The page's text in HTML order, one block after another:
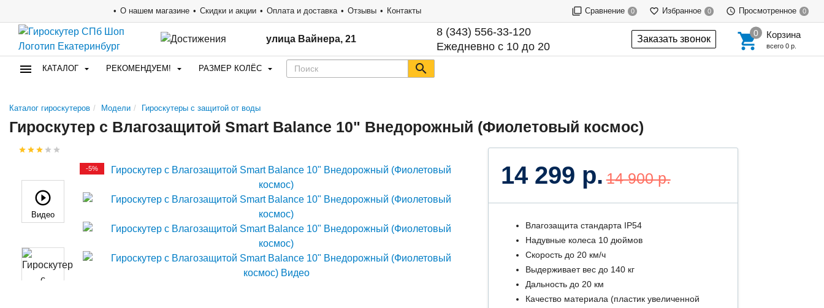
О нашем магазине Скидки и акции Оплата и доставка Отзывы Контакты Сравнение 0 Избранное 0 Просмотренное 0
улица Вайнера, 21
8 (343) 556-33-120
Ежедневно с 10 до 20
Заказать звонок Корзина
всего 0 р.
КАТАЛОГ РЕКОМЕНДУЕМ! РАЗМЕР КОЛЁС
Каталог гироскутеров Модели Гироскутеры с защитой от воды
Гироскутер с Влагозащитой Smart Balance 10" Внедорожный (Фиолетовый космос)
Видео
-5% 14 299 р. 14 900 р.
Влагозащита стандарта IP54
Надувные колеса 10 дюймов
Скорость до 20 км/ч
Выдерживает вес до 140 кг
Дальность до 20 км
Качество материала (пластик увеличенной